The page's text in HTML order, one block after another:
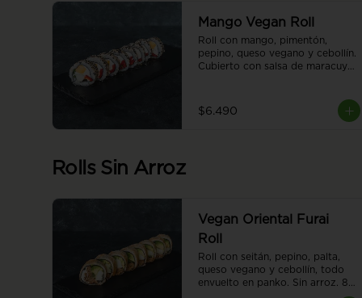
Mango Vegan Roll
Roll con mango, pimentón,
pepino, queso vegano y cebollín.
Cubierto con salsa de maracuyá
$6.490
Rolls Sin Arroz
Vegan Oriental Furai
Roll
Roll con seitán, pepino, palta,
queso vegano y cebollín, todo
envuelto en panko. Sin arroz. 8